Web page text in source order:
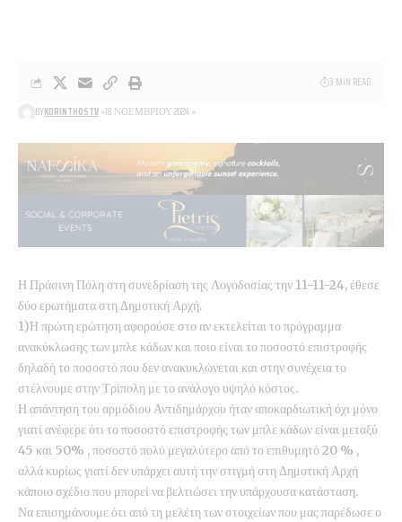
BYKORINTHOSTV 18 ΝΟΕΜΒΡΊΟΥ 2024
3 MIN READ
Η Πράσινη Πόλη στη συνεδρίαση της Λογοδοσίας την 11-11-24, έθεσε
δύο ερωτήματα στη Δημοτική Αρχή.
1)Η πρώτη ερώτηση αφορούσε στο αν εκτελείται το πρόγραμμα
ανακύκλωσης των μπλε κάδων και ποιο είναι το ποσοστό επιστροφής
δηλαδή το ποσοστό που δεν ανακυκλώνεται και στην συνέχεια το
στέλνουμε στην Τρίπολη με το ανάλογο υψηλό κόστος.
Η απάντηση του αρμόδιου Αντιδημάρχου ήταν αποκαρδιωτική όχι μόνο
γιατί ανέφερε ότι το ποσοστό επιστροφής των μπλε κάδων είναι μεταξύ
45 και 50% , ποσοστό πολύ μεγαλύτερο από το επιθυμητό 20 % ,
αλλά κυρίως γιατί δεν υπάρχει αυτή την στιγμή στη Δημοτική Αρχή
κάποιο σχέδιο που μπορεί να βελτιώσει την υπάρχουσα κατάσταση.
Να επισημάνουμε ότι από τη μελέτη των στοιχείων που μας παρέδωσε ο